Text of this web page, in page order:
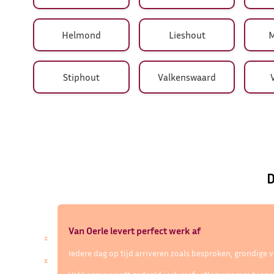
Helmond Lieshout
Stiphout Valkenswaard